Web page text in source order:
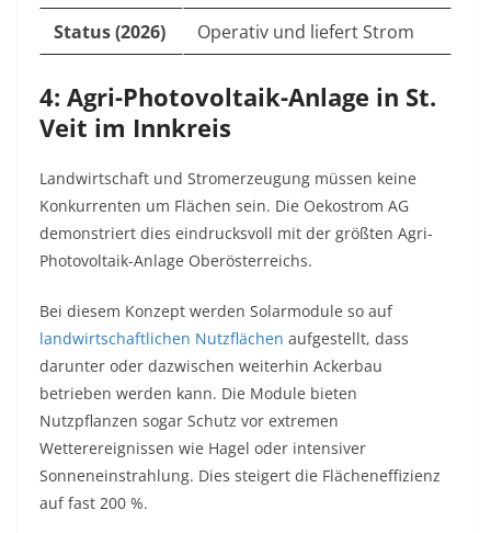
Status (2026)
Operativ und liefert Strom
4: Agri-Photovoltaik-Anlage in St.
Veit im Innkreis
Landwirtschaft und Stromerzeugung müssen keine
Konkurrenten um Flächen sein. Die Oekostrom AG
demonstriert dies eindrucksvoll mit der größten Agri-
Photovoltaik-Anlage Oberösterreichs.
Bei diesem Konzept werden Solarmodule so auf
landwirtschaftlichen Nutzflächen aufgestellt, dass
darunter oder dazwischen weiterhin Ackerbau
betrieben werden kann. Die Module bieten
Nutzpflanzen sogar Schutz vor extremen
Wetterereignissen wie Hagel oder intensiver
Sonneneinstrahlung. Dies steigert die Flächeneffizienz
auf fast 200 %.